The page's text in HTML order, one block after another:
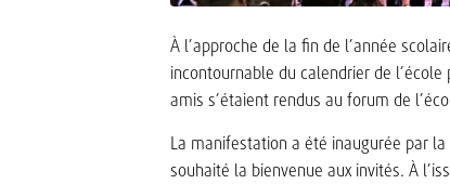
À l’approche de la fin de l’année
incontournable du calendrier de
amis s’étaient rendus au forum de
La manifestation a été inaugurée par
souhaité la bienvenue aux invités. À